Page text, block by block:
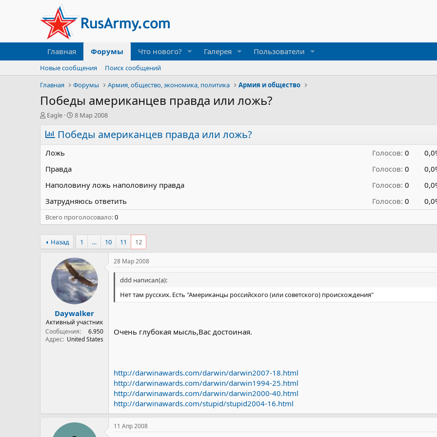
Главная Форумы Что нового? Галерея Пользователи
Новые сообщения
Поиск сообщений
Главная
Форумы Армия, общество, экономика, политика Армия и общество
Победы американцев правда или ложь?
А
в
т
о
р
т
е
ы
Eagle
Д
а
т
а
л
8 Мар 2008
Победы американцев правда или ложь?
Ложь Голосов: 0
Правда
Голосов: 0
Наполовину ложь наполовину правда
Голосов: 0
Затрудняюсь ответить
Голосов: 0
Всего проголосовало 0
Назад 1 … 10 11 12
Daywalker
Активный участник
Сообщения
6.950
Адрес United States
28 Мар 2008
ddd написал(а):
Нет там русских. Есть "Американцы российского (или советского) происхождения"
Очень глубокая мысль,Вас достоиная.
http://darwinawards.com/darwin/darwin2007-18.html
http://darwinawards.com/darwin/darwin1994-25.html
http://darwinawards.com/darwin/darwin2000-40.html
http://darwinawards.com/stupid/stupid2004-16.html
11 Апр 2008